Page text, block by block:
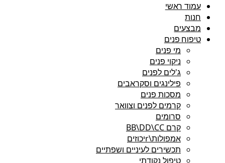
עמוד ראשי
חנות
מבצעים
טיפוח פנים
מי פנים
ניקוי פנים
ג'לים לפנים
פילינגים וסקראבים
מסכות פנים
קרמים לפנים וצוואר
סרומים
קרם BB\DD\CC
אמפולות\rיכוזים
תכשירים לעיניים ושפתיים
טיפול נקודתי